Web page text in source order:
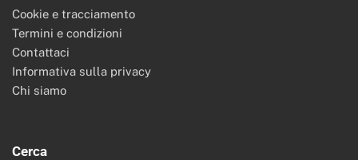
Cookie e tracciamento
Termini e condizioni
Contattaci
Informativa sulla privacy
Chi siamo
Cerca